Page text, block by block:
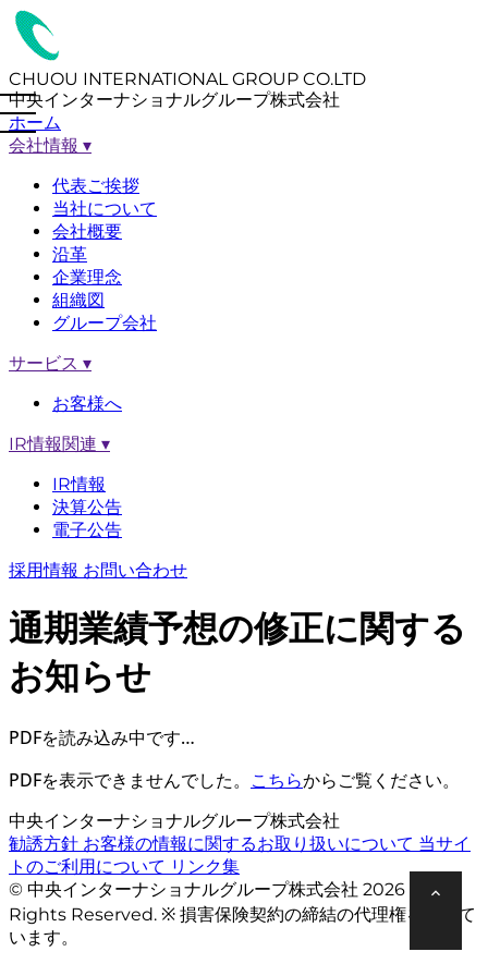
CHUOU INTERNATIONAL GROUP CO.LTD
中央インターナショナルグループ株式会社
ホーム
会社情報 ▾
代表ご挨拶
当社について
会社概要
沿革
企業理念
組織図
グループ会社
サービス ▾
お客様へ
IR情報関連 ▾
IR情報
決算公告
電子公告
採用情報 お問い合わせ
通期業績予想の修正に関する
お知らせ
PDFを読み込み中です…
PDFを表示できませんでした。 こちらからご覧ください。
中央インターナショナルグループ株式会社
勧誘方針 お客様の情報に関するお取り扱いについて 当サイ
トのご利用について リンク集
© 中央インターナショナルグループ株式会社 2026 All
Rights Reserved. ※ 損害保険契約の締結の代理権を有して
います。